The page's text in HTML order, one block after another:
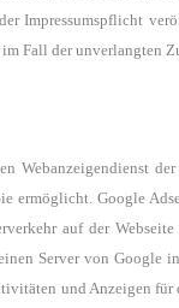
Impressumspflicht
Fall der unverlangten
Webanzeigendienst
ermöglicht.Google
auf der Webseite
Server von Google
und Anzeigen